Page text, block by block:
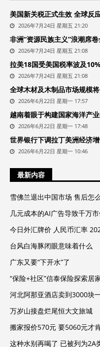
美国新关税正式生效 全球反
2026年7月24日 星期五 21:20
非洲“资源民族主义”浪潮席
2026年7月24日 星期五 21:08
拉美18国受美国税率波及
2026年7月24日 星期五 21:08
全球木材及木制品市场规模
2026年6月22日 星期一 17:57
越南着眼于构建国家海洋产
2026年6月22日 星期一 17:48
世界银行下调拉丁美洲经济
2026年6月22日 星期一 10:46
最新内容
雪佛兰退出中国市场 售后怎
几元成本的AI广告导致千万
今日外汇牌价 人民币汇率
台风白海豚闭眼意味着什么
广东又要“下开水”了
“保险+社区”信泰保险探索居
河北阿那亚酒店卖到3000块
万岁山接盘烂尾恒大文旅城
搬家报价570元 要5060元才
这种水别再喝了 已被列为2A